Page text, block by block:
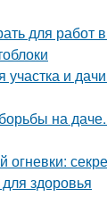
для работ
участка и
на
огневки:
здоровья